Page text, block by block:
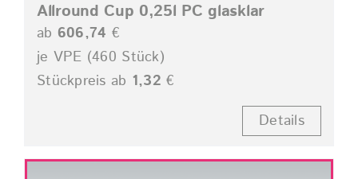
Allround Cup 0,25l PC glasklar
ab 606,74 €
je VPE (460 Stück)
Stückpreis ab 1,32 €
Details